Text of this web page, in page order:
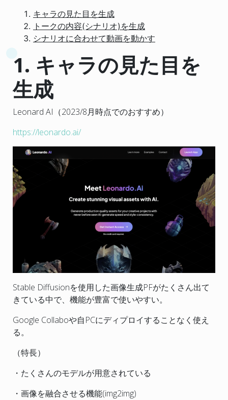
キャラの見た目を生成
トークの内容(シナリオ)を生成
シナリオに合わせて動画を動かす
1. キャラの見た目を
生成
Leonard AI（2023/8月時点でのおすすめ）
https://leonardo.ai/
Stable Diffusionを使用した画像生成PFがたくさん出て
きている中で、機能が豊富で使いやすい。
Google Collaboや自PCにディプロイすることなく使え
る。
（特長）
・たくさんのモデルが用意されている
・画像を融合させる機能(img2img)